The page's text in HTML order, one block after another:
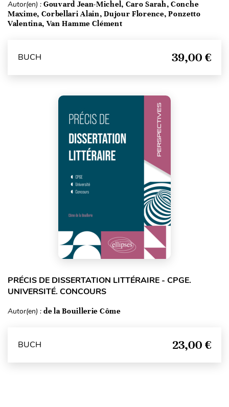
Autor(en) : Gouvard Jean-Michel, Caro Sarah, Conche
Maxime, Corbellari Alain, Dujour Florence, Ponzetto
Valentina, Van Hamme Clément
BUCH 39,00 €
PRÉCIS DE DISSERTATION LITTÉRAIRE - CPGE.
UNIVERSITÉ. CONCOURS
Autor(en) : de la Bouillerie Côme
BUCH 23,00 €